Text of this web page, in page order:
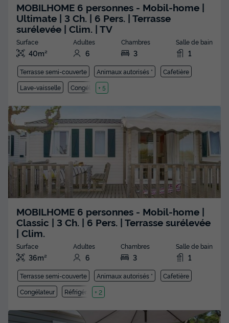
MOBILHOME 6 personnes - Mobil-home |
Ultimate | 3 Ch. | 6 Pers. | Terrasse
surélevée | Clim. | TV
Surface
40m²
Adultes
6
Chambres
3
Salle de bain
1
Terrasse semi-couverte Animaux autorisés *
Cafetière
Lave-vaisselle
Congélateur
+ 5
MOBILHOME 6 personnes - Mobil-home |
Classic | 3 Ch. | 6 Pers. | Terrasse surélevée
| Clim.
Surface
36m²
Adultes
6
Chambres
3
Salle de bain
1
Terrasse semi-couverte Animaux autorisés *
Cafetière
Congélateur
Réfrigérateur
+ 2